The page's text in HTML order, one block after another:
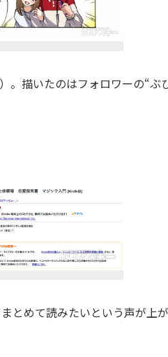
。描いたのはフォロワーの“ぶ
とめて読みたいという声が上